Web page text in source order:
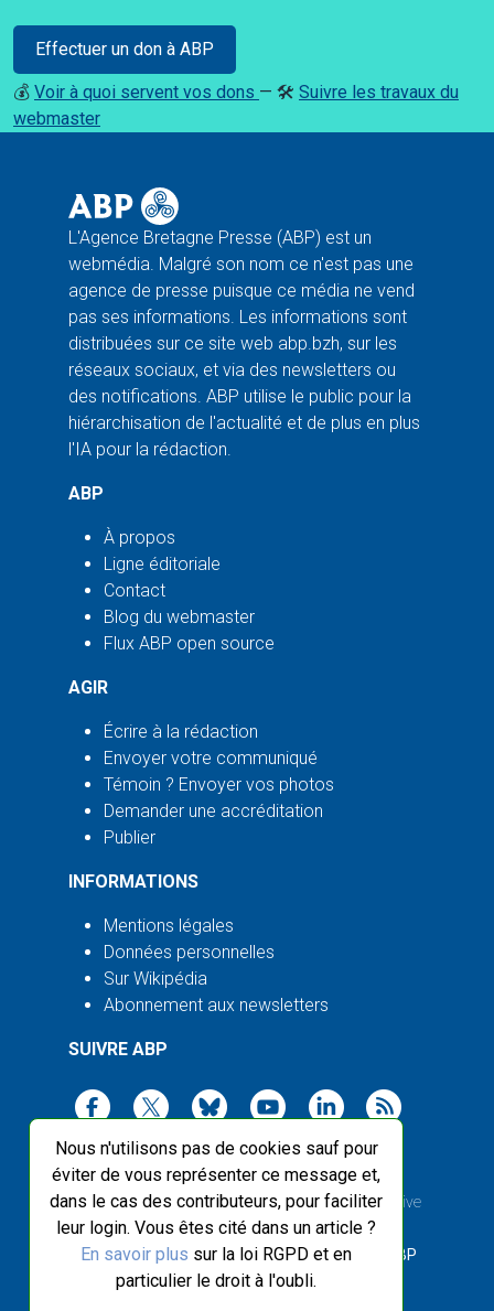
Nous n'utilisons pas de cookies sauf pour
éviter de vous représenter ce message et,
dans le cas des contributeurs, pour faciliter
leur login. Vous êtes cité dans un article ?
En savoir plus sur la loi RGPD et en
particulier le droit à l'oubli.
Effectuer un don à ABP
💰 Voir à quoi servent vos dons — 🛠️ Suivre les travaux du
webmaster
L'Agence Bretagne Presse (ABP) est un
webmédia. Malgré son nom ce n'est pas une
agence de presse puisque ce média ne vend
pas ses informations. Les informations sont
distribuées sur ce site web abp.bzh, sur les
réseaux sociaux, et via des newsletters ou
des notifications. ABP utilise le public pour la
hiérarchisation de l'actualité et de plus en plus
l'IA pour la rédaction.
ABP
À propos
Ligne éditoriale
Contact
Blog du webmaster
Flux ABP open source
AGIR
Écrire à la rédaction
Envoyer votre communiqué
Témoin ? Envoyer vos photos
Demander une accréditation
Publier
INFORMATIONS
Mentions légales
Données personnelles
Sur Wikipédia
Abonnement aux newsletters
SUIVRE ABP
2003-2026 ©Agence Bretagne Presse, sauf Creative
Commons
Front-end design :Breizhek Studio , Back-end : ABP